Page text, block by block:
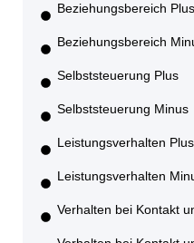
Beziehungsbereich Plus
Beziehungsbereich
Selbststeuerung Plus
Selbststeuerung Minus
Leistungsverhalten Plus
Leistungsverhalten
Verhalten bei Kontakt